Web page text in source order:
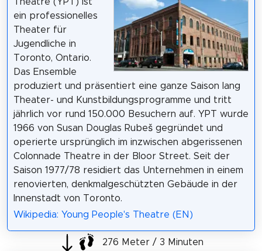
ein professionelles
Theater für
Jugendliche in
Toronto, Ontario.
Das Ensemble
produziert und präsentiert eine ganze Saison lang
Theater- und Kunstbildungsprogramme und tritt
jährlich vor rund 150.000 Besuchern auf. YPT wurde
1966 von Susan Douglas Rubeš gegründet und
operierte ursprünglich im inzwischen abgerissenen
Colonnade Theatre in der Bloor Street. Seit der
Saison 1977/78 residiert das Unternehmen in einem
renovierten, denkmalgeschützten Gebäude in der
Innenstadt von Toronto.
Wikipedia: Young People's Theatre (EN)
276 Meter / 3 Minuten